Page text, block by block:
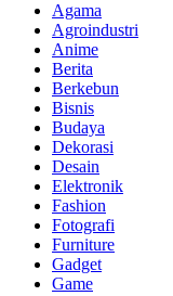
Agama
Agroindustri
Anime
Berita
Berkebun
Bisnis
Budaya
Dekorasi
Desain
Elektronik
Fashion
Fotografi
Furniture
Gadget
Game